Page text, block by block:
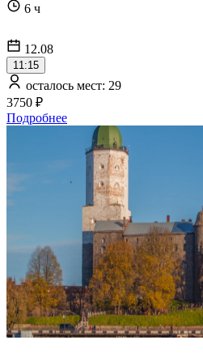
6 ч
12.08
11:15
осталось мест: 29
3750 ₽
Подробнее